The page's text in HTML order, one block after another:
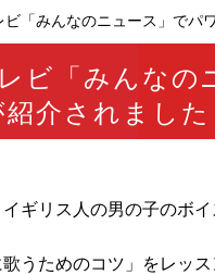
「みんなのニュース」でパ
ビ「みんなの
介されました
ギリス人の男の子のボ
うためのコツ」をレッス